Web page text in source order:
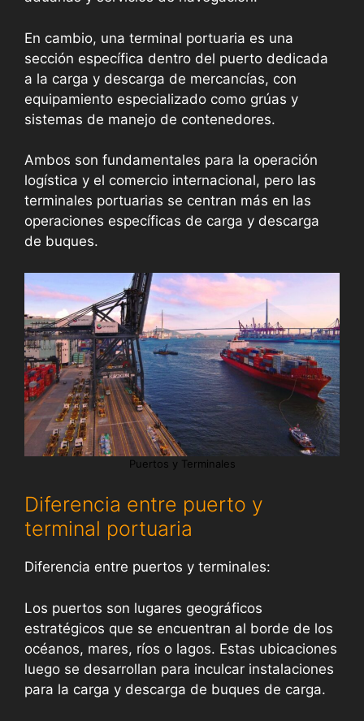
En cambio, una terminal portuaria es una
sección específica dentro del puerto dedicada
a la carga y descarga de mercancías, con
equipamiento especializado como grúas y
sistemas de manejo de contenedores.
Ambos son fundamentales para la operación
logística y el comercio internacional, pero las
terminales portuarias se centran más en las
operaciones específicas de carga y descarga
de buques.
Puertos y Terminales
Diferencia entre puerto y
terminal portuaria
Diferencia entre puertos y terminales:
Los puertos son lugares geográficos
estratégicos que se encuentran al borde de los
océanos, mares, ríos o lagos. Estas ubicaciones
luego se desarrollan para inculcar instalaciones
para la carga y descarga de buques de carga.